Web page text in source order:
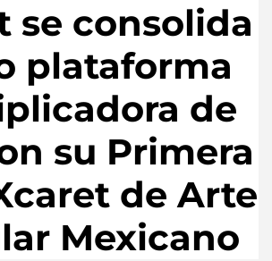
se consolida
plataforma
de
su Primera
de Arte
Mexicano